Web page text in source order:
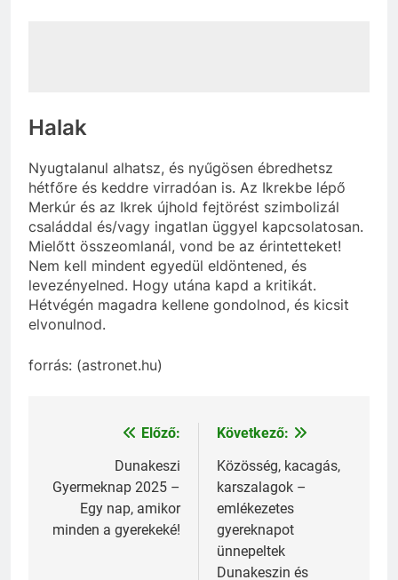
Halak
Nyugtalanul alhatsz, és nyűgösen ébredhetsz
hétfőre és keddre virradóan is. Az Ikrekbe lépő
Merkúr és az Ikrek újhold fejtörést szimbolizál
családdal és/vagy ingatlan üggyel kapcsolatosan.
Mielőtt összeomlanál, vond be az érintetteket!
Nem kell mindent egyedül eldöntened, és
levezényelned. Hogy utána kapd a kritikát.
Hétvégén magadra kellene gondolnod, és kicsit
elvonulnod.
forrás: (astronet.hu)
Bejegyzés
navigáció
Előző:
Dunakeszi
Gyermeknap 2025 –
Egy nap, amikor
minden a gyerekeké!
Következő:
Közösség, kacagás,
karszalagok –
emlékezetes
gyereknapot
ünnepeltek
Dunakeszin és